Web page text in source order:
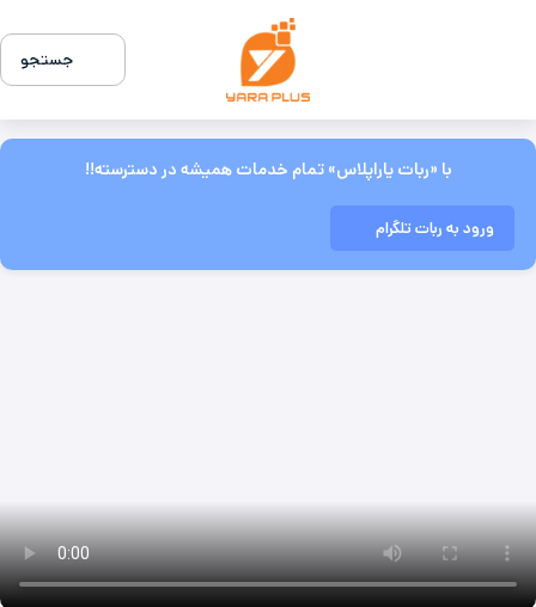
جستجو
با «ربات یاراپلاس» تمام خدمات همیشه در دسترسته!!
ورود به ربات تلگرام